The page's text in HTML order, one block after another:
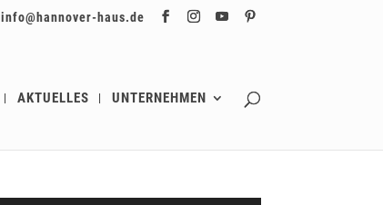
info@hannover-haus.de
AKTUELLES UNTERNEHMEN